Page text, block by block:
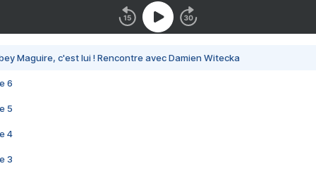
Maguire, c'est lui ! Rencontre avec Damien Witecka
6
5
4
3